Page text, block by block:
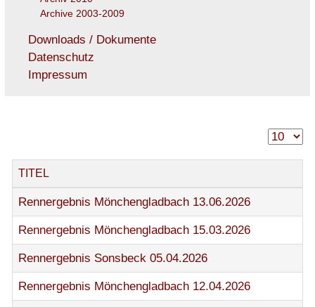
Archive 2003-2009
Downloads / Dokumente
Datenschutz
Impressum
TITEL
Rennergebnis Mönchengladbach 13.06.2026
Rennergebnis Mönchengladbach 15.03.2026
Rennergebnis Sonsbeck 05.04.2026
Rennergebnis Mönchengladbach 12.04.2026